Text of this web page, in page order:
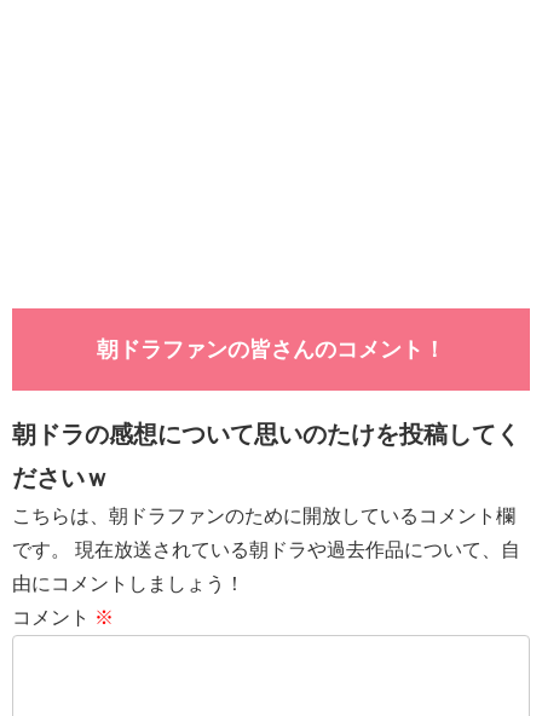
朝ドラファンの皆さんのコメント！
朝ドラの感想について思いのたけを投稿してく
ださいｗ
こちらは、朝ドラファンのために開放しているコメント欄
です。 現在放送されている朝ドラや過去作品について、自
由にコメントしましょう！
コメント ※